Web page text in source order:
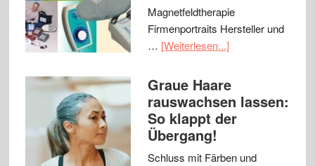
Magnetfeldtherapie
Firmenportraits Hersteller und
… [Weiterlesen...]
Graue Haare
rauswachsen lassen:
So klappt der
Übergang!
Schluss mit Färben und